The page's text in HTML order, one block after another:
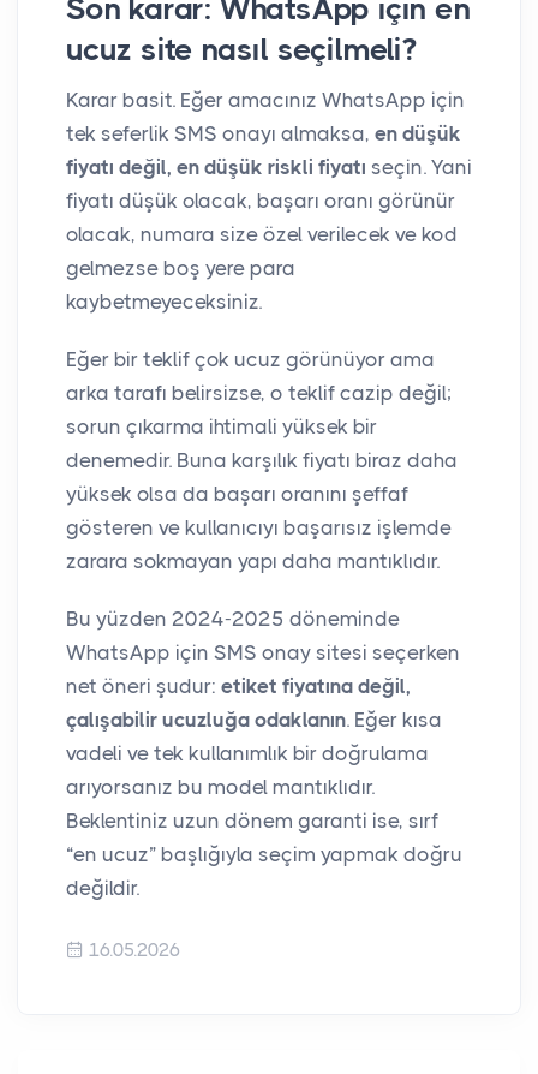
Son karar: WhatsApp için en
ucuz site nasıl seçilmeli?
Karar basit. Eğer amacınız WhatsApp için
tek seferlik SMS onayı almaksa, en düşük
fiyatı değil, en düşük riskli fiyatı seçin. Yani
fiyatı düşük olacak, başarı oranı görünür
olacak, numara size özel verilecek ve kod
gelmezse boş yere para
kaybetmeyeceksiniz.
Eğer bir teklif çok ucuz görünüyor ama
arka tarafı belirsizse, o teklif cazip değil;
sorun çıkarma ihtimali yüksek bir
denemedir. Buna karşılık fiyatı biraz daha
yüksek olsa da başarı oranını şeffaf
gösteren ve kullanıcıyı başarısız işlemde
zarara sokmayan yapı daha mantıklıdır.
Bu yüzden 2024-2025 döneminde
WhatsApp için SMS onay sitesi seçerken
net öneri şudur: etiket fiyatına değil,
çalışabilir ucuzluğa odaklanın. Eğer kısa
vadeli ve tek kullanımlık bir doğrulama
arıyorsanız bu model mantıklıdır.
Beklentiniz uzun dönem garanti ise, sırf
“en ucuz” başlığıyla seçim yapmak doğru
değildir.
16.05.2026